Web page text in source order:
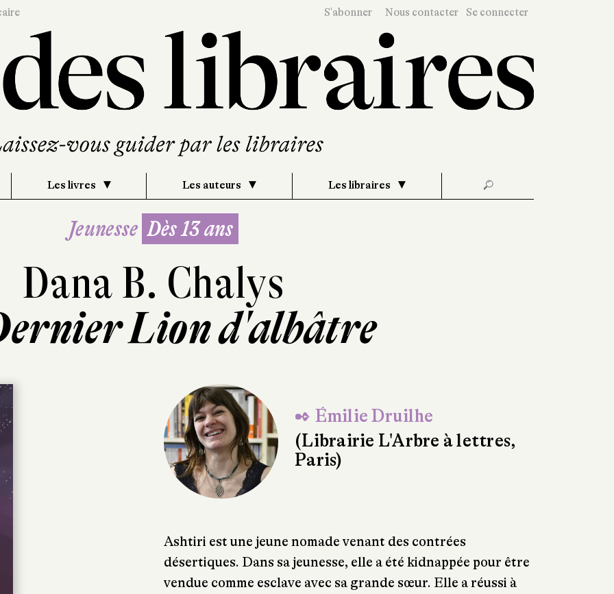
S'abonner Nous contacter Se connecter
Les livres Les auteurs Les libraires 🔎
Jeunesse Dès 13 ans
Dana B. Chalys
Lion d'albâtre
✒ Émilie Druilhe
(Librairie L'Arbre à lettres,
Paris)
Ashtiri est une jeune nomade venant des contrées
désertiques. Dans sa jeunesse, elle a été kidnappée pour être
vendue comme esclave avec sa grande sœur. Elle a réussi à